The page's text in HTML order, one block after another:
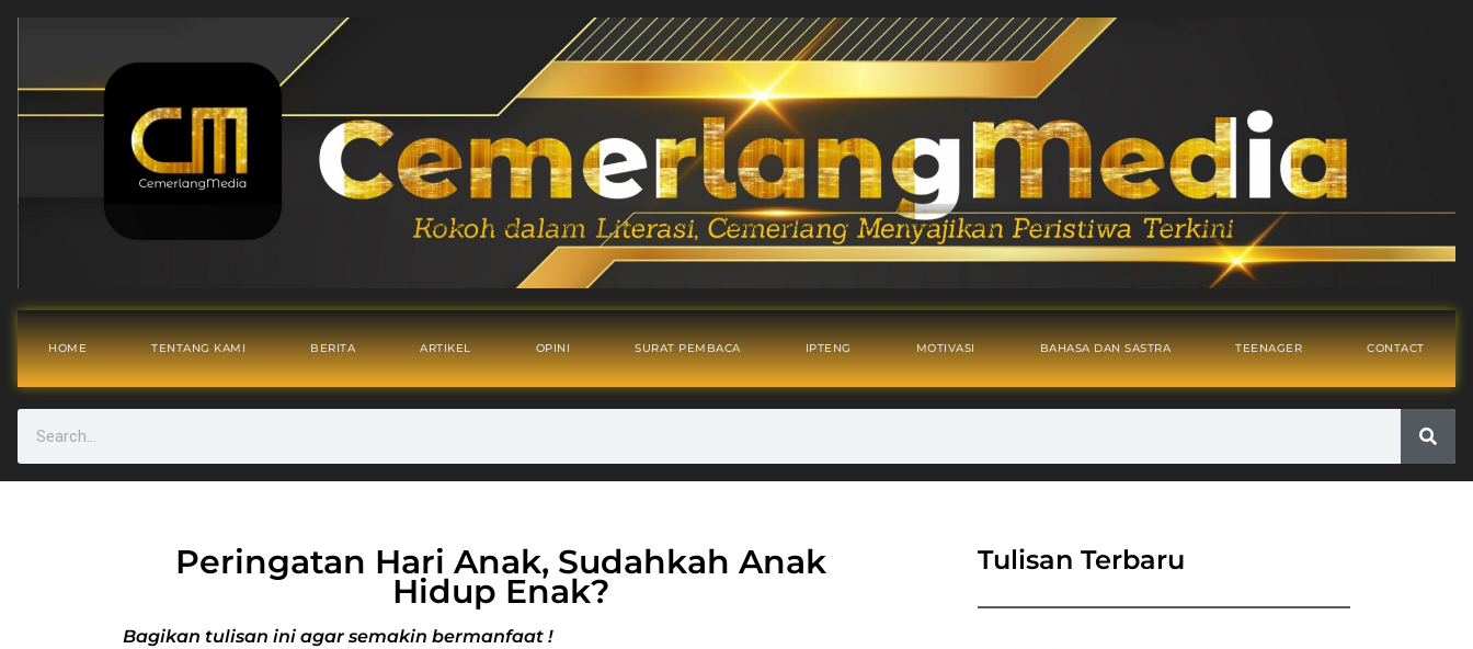
HOME TENTANG KAMI BERITA ARTIKEL OPINI SURAT PEMBACA IPTENG MOTIVASI BAHASA DAN SASTRA TEENAGER CONTACT
Peringatan Hari Anak, Sudahkah Anak
Hidup Enak?
Bagikan tulisan ini agar semakin bermanfaat !
Tulisan Terbaru